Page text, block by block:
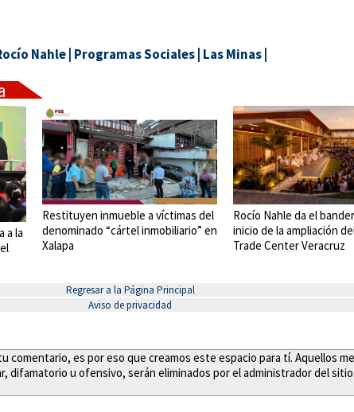
Nahle Programas Sociales Las Minas
a la
Restituyen inmueble a víctimas del
denominado “cártel inmobiliario” en
Xalapa
Rocío Nahle da el
inicio de la ampliación
Trade Center Veracruz
Regresar a la Página Principal
Aviso de privacidad
comentario, es por eso que creamos este espacio para tí. Aquellos
difamatorio u ofensivo, serán eliminados por el administrador del